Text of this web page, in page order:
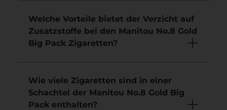
Welche Vorteile bietet der Verzicht auf
Zusatzstoffe bei den Manitou No.8 Gold
Big Pack Zigaretten?
Wie viele Zigaretten sind in einer
Schachtel der Manitou No.8 Gold Big
Pack enthalten?